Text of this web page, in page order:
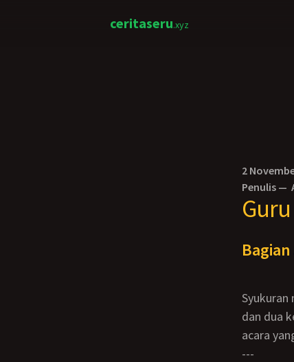
ceritaseru.xyz
2
Penulis —
Bagian
Syukuran merupakan tradisi bangsa. Budaya tersebut adalah akulturasi dua agama
dan dua
acara
---